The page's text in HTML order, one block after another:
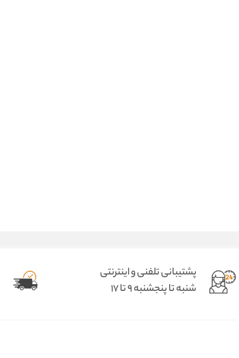
پشتیبانی تلفنی و اینترنتی
شنبه تا پنجشنبه 9 تا 17